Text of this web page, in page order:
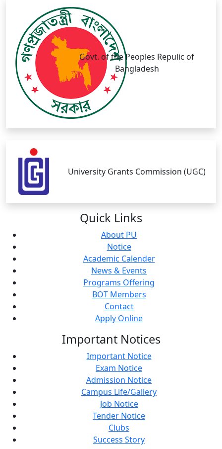
Govt. of the Peoples Repulic of
Bangladesh
University Grants Commission (UGC)
Quick Links
About PU
Notice
Academic Calender
News & Events
Programs Offering
BOT Members
Contact
Apply Online
Important Notices
Important Notice
Exam Notice
Admission Notice
Campus Life/Gallery
Job Notice
Tender Notice
Clubs
Success Story